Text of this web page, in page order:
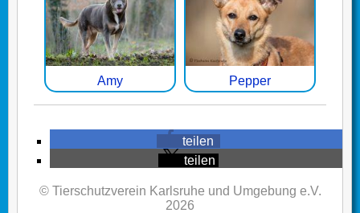
Amy Pepper
teilen
teilen
© Tierschutzverein Karlsruhe und Umgebung e.V.
2026